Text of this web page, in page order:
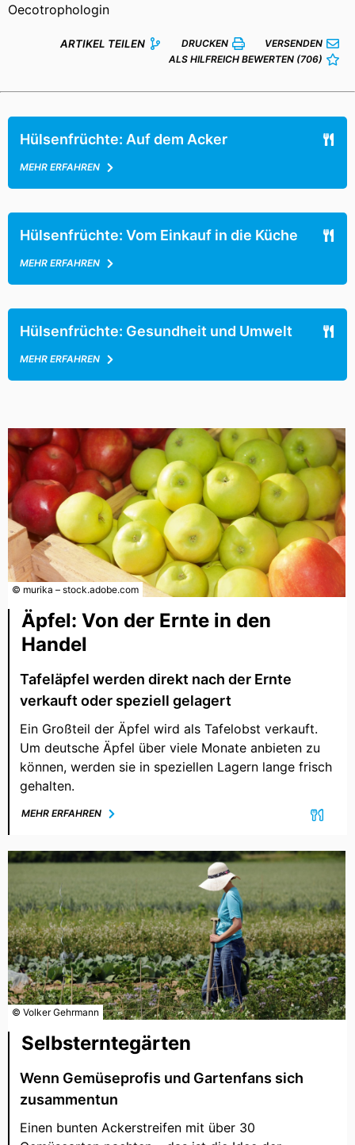
Oecotrophologin
ARTIKEL TEILEN DRUCKEN
VERSENDEN
ALS HILFREICH BEWERTEN (706)
Hülsenfrüchte: Auf dem Acker
MEHR ERFAHREN
Hülsenfrüchte: Vom Einkauf in die Küche
MEHR ERFAHREN
Hülsenfrüchte: Gesundheit und Umwelt
MEHR ERFAHREN
© murika – stock.adobe.com
Äpfel: Von der Ernte in den
Handel
Tafeläpfel werden direkt nach der Ernte
verkauft oder speziell gelagert
Ein Großteil der Äpfel wird als Tafelobst verkauft.
Um deutsche Äpfel über viele Monate anbieten zu
können, werden sie in speziellen Lagern lange frisch
gehalten.
MEHR ERFAHREN
© Volker Gehrmann
Selbsterntegärten
Wenn Gemüseprofis und Gartenfans sich
zusammentun
Einen bunten Ackerstreifen mit über 30